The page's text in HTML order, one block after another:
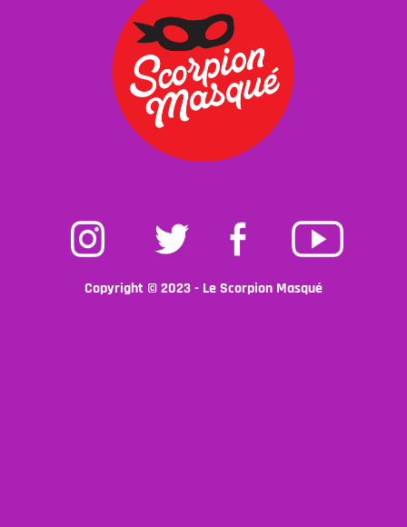
Instagram Twitter Facebook Youtube
Copyright © 2023 - Le Scorpion Masqué